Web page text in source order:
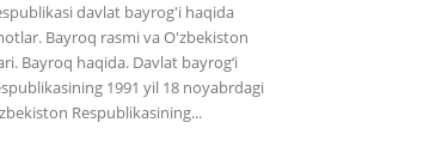
davlat bayrog'i haqida
Bayroq rasmi va O'zbekiston
Bayroq haqida. Davlat bayrog‘i
1991 yil 18 noyabrdagi
Respublikasining...